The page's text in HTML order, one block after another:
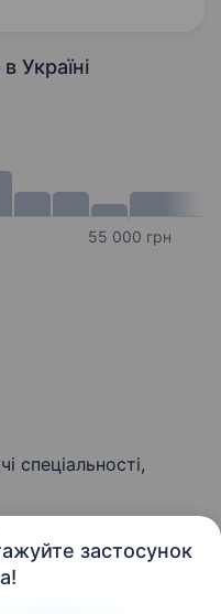
застосунок
з технічними
в Україні
55 000 грн
спеціальності,